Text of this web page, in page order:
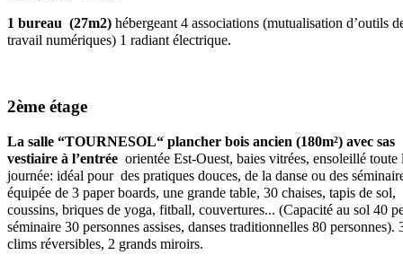
1 bureau (27m2) hébergeant 4 associations (mutualisation d’outils
travail numériques) 1 radiant électrique.
2ème étage
La salle “TOURNESOL“ plancher bois ancien (180m²) avec sas
vestiaire à l’entrée orientée Est-Ouest, baies vitrées, ensoleillé toute
journée: idéal pour des pratiques douces, de la danse ou des
équipée de 3 paper boards, une grande table, 30 chaises, tapis de sol,
coussins, briques de yoga, fitball, couvertures... (Capacité au sol 40
séminaire 30 personnes assises, danses traditionnelles 80 personnes).
clims réversibles, 2 grands miroirs.